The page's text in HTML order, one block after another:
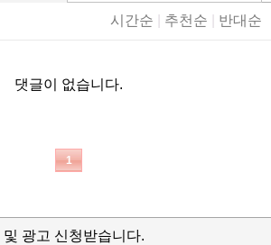
시간순 추천순 반대순
댓글이 없습니다.
1
및 광고 신청받습니다.